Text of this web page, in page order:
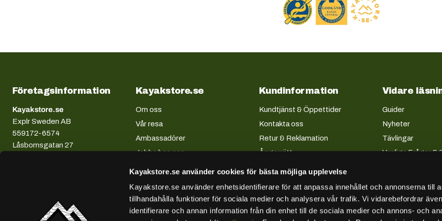
Kayakstore.se använder cookies för bästa möjliga upplevelse
Kayakstore.se använder enhetsidentifierare för att anpassa innehållet och annonserna till
tillhandahålla funktioner för sociala medier och analysera vår trafik. Vi vidarebefordrar
identifierare och annan information från din enhet till de sociala medier och annons- och
Företagsinformation
Kayakstore.se
Explr Sweden AB
559172-6574
Låsbomsgatan 27
Kayakstore.se
Om oss
Vår resa
Ambassadörer
Jobba hos oss
Kundinformation
Kundtjänst & Öppettider
Kontakta oss
Retur & Reklamation
Ångerrätt
Köpevillkor företag
Lån & Avbetalning
Vidare
Guider
Nyheter
Tävlingar
Vanliga Frågor &